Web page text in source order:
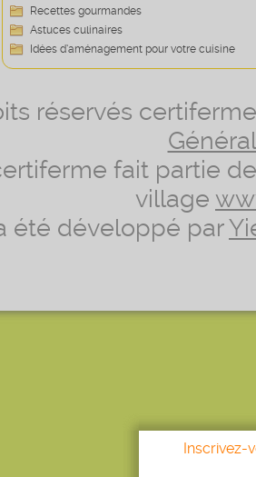
Recettes gourmandes
Astuces culinaires
Idées d’aménagement pour votre cuisine
réservés
fait partie
village
été développé par
Inscrivez-